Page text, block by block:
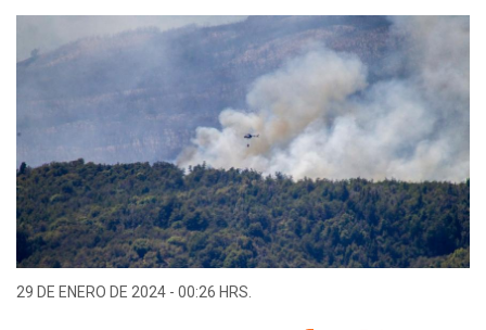
29 DE ENERO DE 2024 - 00:26 HRS.